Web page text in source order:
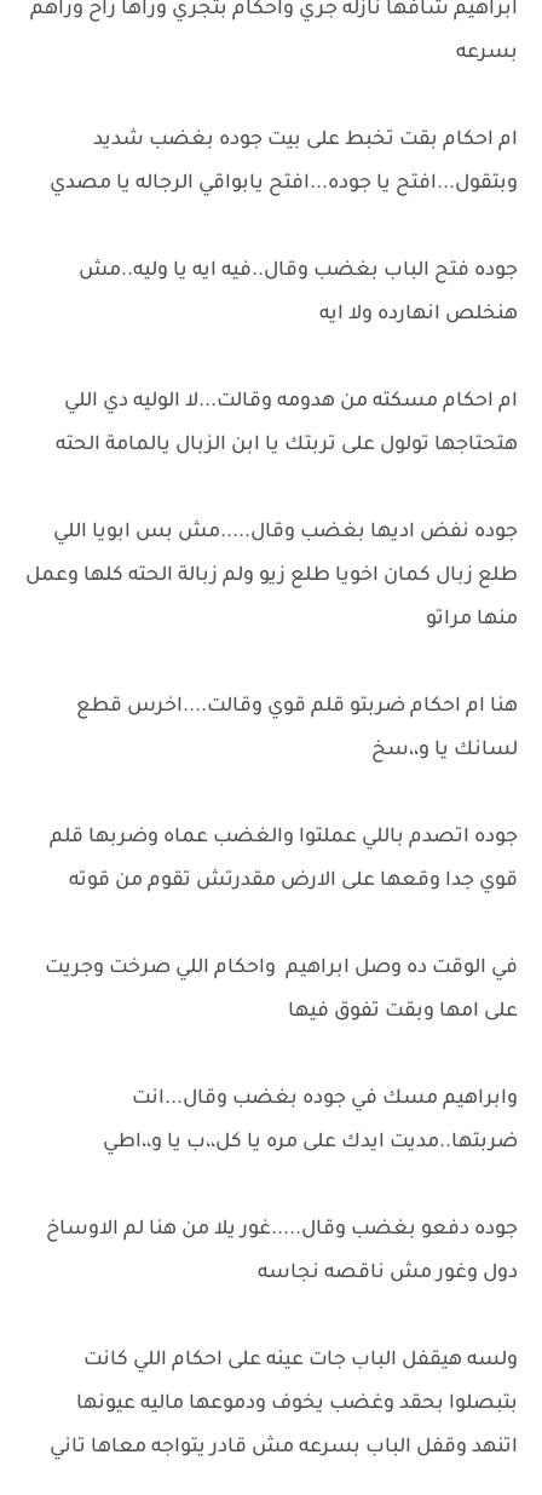
ابراهيم شافها نازله جري واحكام بتجري وراها راح وراهم
بسرعه
ام احكام بقت تخبط على بيت جوده بغضب شديد
وبتقول...افتح يا جوده...افتح يابواقي الرجاله يا مصدي
جوده فتح الباب بغضب وقال..فيه ايه يا وليه..مش
هنخلص انهارده ولا ايه
ام احكام مسكته من هدومه وقالت...لا الوليه دي اللي
هتحتاجها تولول على تربتك يا ابن الزبال يالمامة الحته
جوده نفض اديها بغضب وقال.....مش بس ابويا اللي
طلع زبال كمان اخويا طلع زيو ولم زبالة الحته كلها وعمل
منها مراتو
هنا ام احكام ضربتو قلم قوي وقالت....اخرس قطع
لسانك يا و،،سخ
جوده اتصدم باللي عملتوا والغضب عماه وضربها قلم
قوي جدا وقعها على الارض مقدرتش تقوم من قوته
في الوقت ده وصل ابراهيم واحكام اللي صرخت وجريت
على امها وبقت تفوق فيها
وابراهيم مسك في جوده بغضب وقال...انت
ضربتها..مديت ايدك على مره يا كل،،ب يا و،،اطي
جوده دفعو بغضب وقال.....غور يلا من هنا لم الاوساخ
دول وغور مش ناقصه نجاسه
ولسه هيقفل الباب جات عينه على احكام اللي كانت
بتبصلوا بحقد وغضب يخوف ودموعها ماليه عيونها
اتنهد وقفل الباب بسرعه مش قادر يتواجه معاها تاني